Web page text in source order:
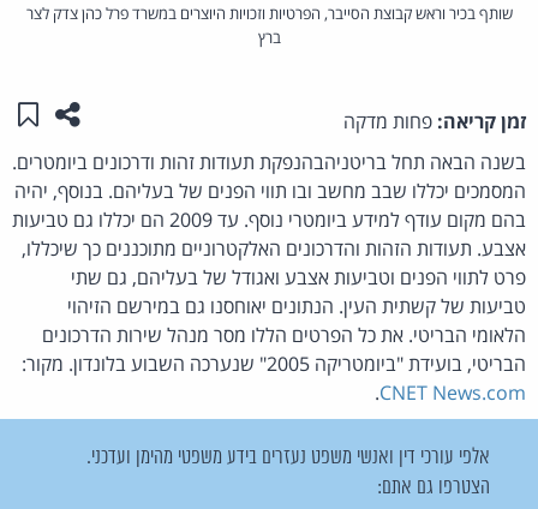
שותף בכיר וראש קבוצת הסייבר, הפרטיות וזכויות היוצרים במשרד פרל כהן צדק לצר
ברץ
זמן קריאה: פחות מדקה שתפו
בשנה הבאה תחל בריטניהבהנפקת תעודות זהות ודרכונים ביומטרים.
המסמכים יכללו שבב מחשב ובו תווי הפנים של בעליהם. בנוסף, יהיה
בהם מקום עודף למידע ביומטרי נוסף. עד 2009 הם יכללו גם טביעות
אצבע. תעודות הזהות והדרכונים האלקטרוניים מתוכננים כך שיכללו,
פרט לתווי הפנים וטביעות אצבע ואגודל של בעליהם, גם שתי
טביעות של קשתית העין. הנתונים יאוחסנו גם במירשם הזיהוי
הלאומי הבריטי. את כל הפרטים הללו מסר מנהל שירות הדרכונים
הבריטי, בועידת "ביומטריקה 2005" שנערכה השבוע בלונדון. מקור:
CNET News.com
.
אלפי עורכי דין ואנשי משפט נעזרים בידע משפטי מהימן ועדכני.
הצטרפו גם אתם: